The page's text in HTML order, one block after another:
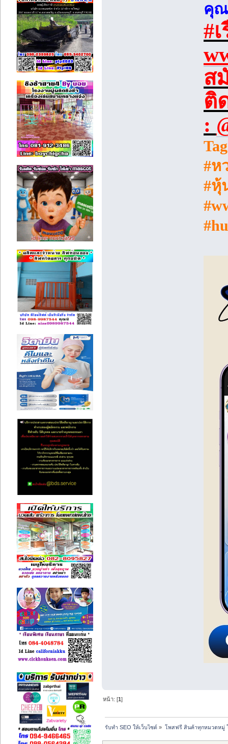
คุ
#
ส
ติ
:
#ห
#หุ้
หน้า: [1]
รับทำ SEO ให้เว็บไซต์ » โพสฟรี สินค้าทุกหมวดหมู่